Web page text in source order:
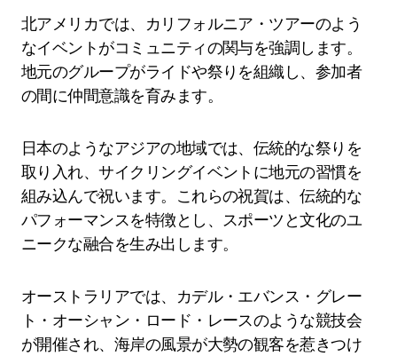
北アメリカでは、カリフォルニア・ツアーのよう
なイベントがコミュニティの関与を強調します。
地元のグループがライドや祭りを組織し、参加者
の間に仲間意識を育みます。
日本のようなアジアの地域では、伝統的な祭りを
取り入れ、サイクリングイベントに地元の習慣を
組み込んで祝います。これらの祝賀は、伝統的な
パフォーマンスを特徴とし、スポーツと文化のユ
ニークな融合を生み出します。
オーストラリアでは、カデル・エバンス・グレー
ト・オーシャン・ロード・レースのような競技会
が開催され、海岸の風景が大勢の観客を惹きつけ